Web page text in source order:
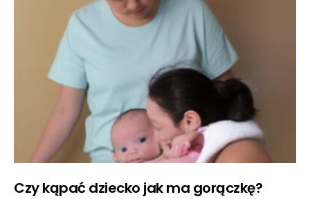
Czy kąpać dziecko jak ma gorączkę?